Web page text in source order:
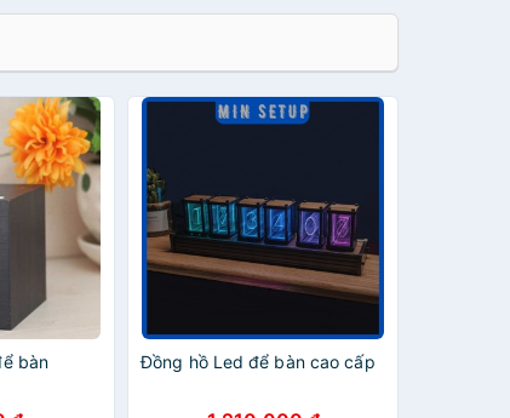
bàn
Đồng hồ Led để bàn cao cấp